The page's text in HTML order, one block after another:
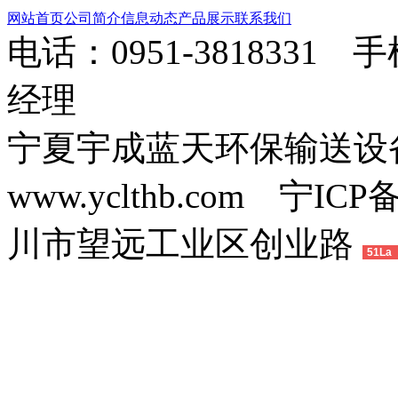
网站首页公司简介信息动态产品展示联系我们
电话：0951-3818331 手
经理
宁夏宇成蓝天环保输送
www.yclthb.com 宁ICP
川市望远工业区创业路
51La